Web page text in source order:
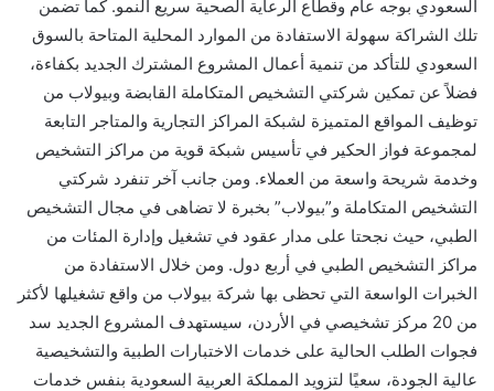
السعودي بوجه عام وقطاع الرعاية الصحية سريع النمو. كما تضمن
تلك الشراكة سهولة الاستفادة من الموارد المحلية المتاحة بالسوق
السعودي للتأكد من تنمية أعمال المشروع المشترك الجديد بكفاءة،
فضلاً عن تمكين شركتي التشخيص المتكاملة القابضة وبيولاب من
توظيف المواقع المتميزة لشبكة المراكز التجارية والمتاجر التابعة
لمجموعة فواز الحكير في تأسيس شبكة قوية من مراكز التشخيص
وخدمة شريحة واسعة من العملاء. ومن جانب آخر تنفرد شركتي
التشخيص المتكاملة و”بيولاب” بخبرة لا تضاهى في مجال التشخيص
الطبي، حيث نجحتا على مدار عقود في تشغيل وإدارة المئات من
مراكز التشخيص الطبي في أربع دول. ومن خلال الاستفادة من
الخبرات الواسعة التي تحظى بها شركة بيولاب من واقع تشغيلها لأكثر
من 20 مركز تشخيصي في الأردن، سيستهدف المشروع الجديد سد
فجوات الطلب الحالية على خدمات الاختبارات الطبية والتشخيصية
عالية الجودة، سعيًا لتزويد المملكة العربية السعودية بنفس خدمات